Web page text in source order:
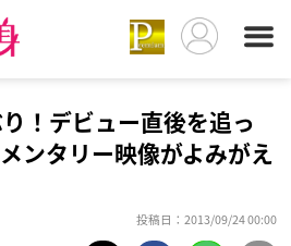
！デビュー直後を追っ
ンタリー映像がよみがえ
投稿日：2013/09/24 00:00